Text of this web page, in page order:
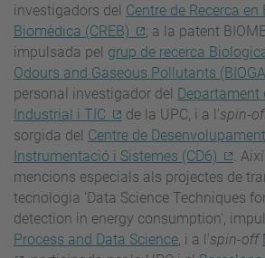
investigadors del Centre de Recerca en
Biomèdica (CREB)
; a la patent
impulsada pel grup de recerca
Odours and Gaseous Pollutants
personal investigador del Departament
Industrial i TIC
de la UPC, i a l'spin-
sorgida del Centre de
Instrumentació i Sistemes (CD6)
.
mencions especials als projectes de
tecnologia 'Data Science Techniques
detection in energy consumption',
Process and Data Science , i a l'spin-off